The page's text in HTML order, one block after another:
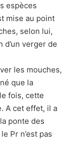
espèces
mise au point
selon lui,
verger de
les mouches,
que la
fois, cette
A cet effet, il a
ponte des
Pr n’est pas